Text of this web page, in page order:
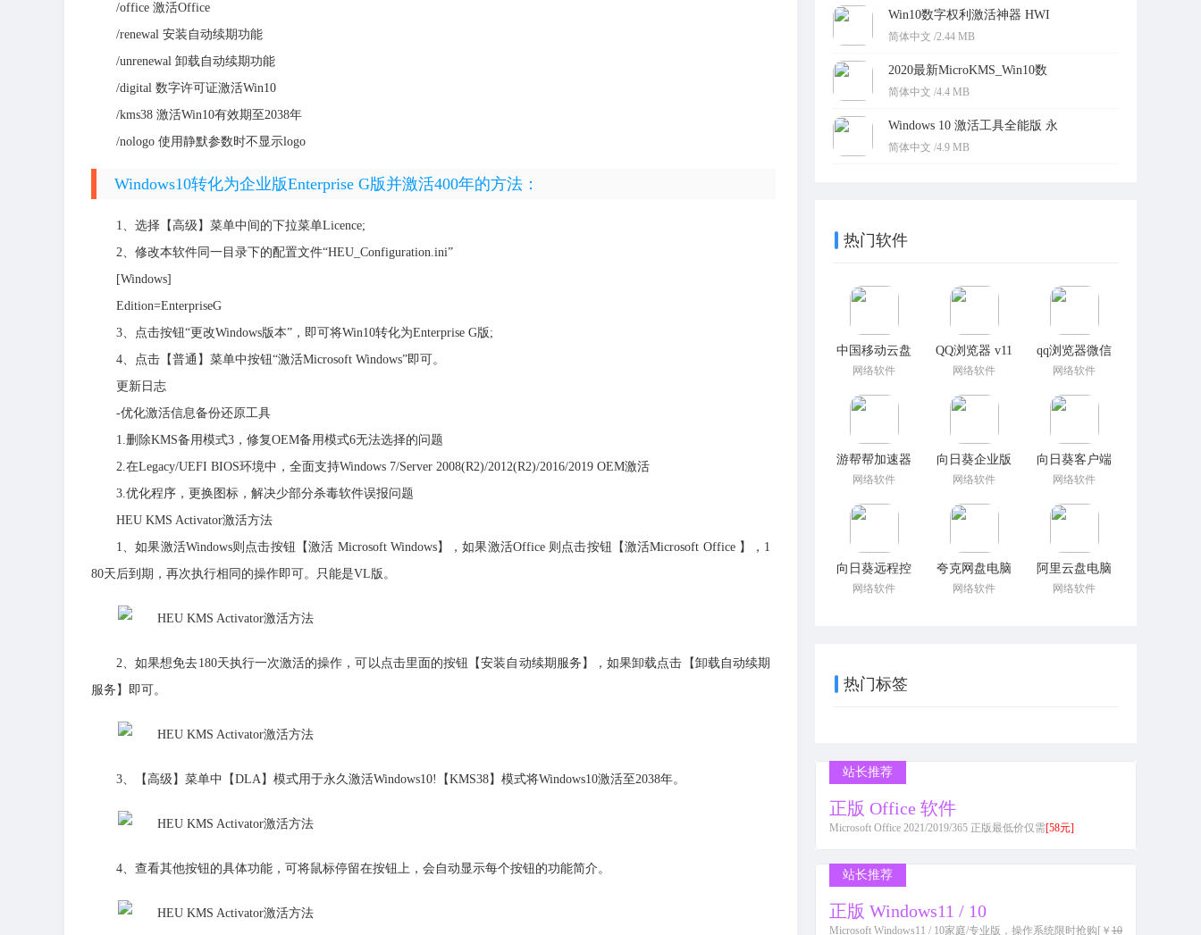
/office 激活Office
/renewal 安装自动续期功能
/unrenewal 卸载自动续期功能
/digital 数字许可证激活Win10
/kms38 激活Win10有效期至2038年
/nologo 使用静默参数时不显示logo
Windows10转化为企业版Enterprise G版并激活400年的方法：
1、选择【高级】菜单中间的下拉菜单Licence;
2、修改本软件同一目录下的配置文件“HEU_Configuration.ini”
[Windows]
Edition=EnterpriseG
3、点击按钮“更改Windows版本”，即可将Win10转化为Enterprise G版;
4、点击【普通】菜单中按钮“激活Microsoft Windows”即可。
更新日志
-优化激活信息备份还原工具
1.删除KMS备用模式3，修复OEM备用模式6无法选择的问题
2.在Legacy/UEFI BIOS环境中，全面支持Windows 7/Server 2008(R2)/2012(R2)/2016/2019 OEM激活
3.优化程序，更换图标，解决少部分杀毒软件误报问题
HEU KMS Activator激活方法
1、如果激活Windows则点击按钮【激活 Microsoft Windows】，如果激活Office 则点击按钮【激活Microsoft Office 】，1
80天后到期，再次执行相同的操作即可。只能是VL版。
2、如果想免去180天执行一次激活的操作，可以点击里面的按钮【安装自动续期服务】，如果卸载点击【卸载自动续期
服务】即可。
3、【高级】菜单中【DLA】模式用于永久激活Windows10!【KMS38】模式将Windows10激活至2038年。
4、查看其他按钮的具体功能，可将鼠标停留在按钮上，会自动显示每个按钮的功能简介。
Win10数字权利激活神器 HWI
DGen v60.01 汉化版
简体中文 /2.44 MB
2020最新MicroKMS_Win10数
字权利激活工具下载
简体中文 /4.4 MB
Windows 10 激活工具全能版 永
久激活win10万能工具
简体中文 /4.9 MB
热门软件
中国移动云盘
网络软件
QQ浏览器 v11
网络软件
qq浏览器微信
网络软件
游帮帮加速器
网络软件
向日葵企业版
网络软件
向日葵客户端
网络软件
向日葵远程控
网络软件
夸克网盘电脑
网络软件
阿里云盘电脑
网络软件
热门标签
站长推荐
正版 Office 软件
Microsoft Office 2021/2019/365 正版最低价仅需[58元]
站长推荐
正版 Windows11 / 10
Microsoft Windows11 / 10家庭/专业版，操作系统限时抢购[￥ 10